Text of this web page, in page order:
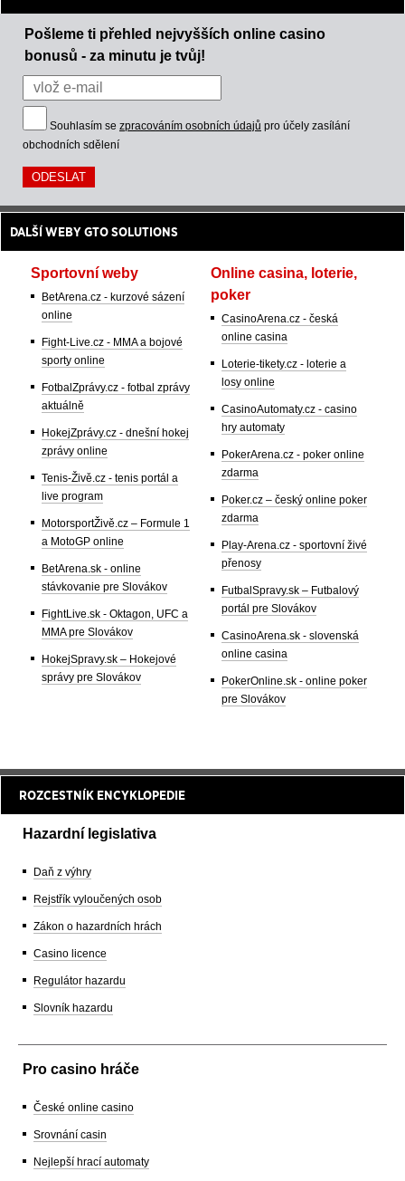
Pošleme ti přehled nejvyšších online casino
bonusů - za minutu je tvůj!
Souhlasím se zpracováním osobních údajů pro účely zasílání
obchodních sdělení
DALŠÍ WEBY GTO SOLUTIONS
Sportovní weby
BetArena.cz - kurzové sázení
online
Fight-Live.cz - MMA a bojové
sporty online
FotbalZprávy.cz - fotbal zprávy
aktuálně
HokejZprávy.cz - dnešní hokej
zprávy online
Tenis-Živě.cz - tenis portál a
live program
MotorsportŽivě.cz – Formule 1
a MotoGP online
BetArena.sk - online
stávkovanie pre Slovákov
FightLive.sk - Oktagon, UFC a
MMA pre Slovákov
HokejSpravy.sk – Hokejové
správy pre Slovákov
Online casina, loterie,
poker
CasinoArena.cz - česká
online casina
Loterie-tikety.cz - loterie a
losy online
CasinoAutomaty.cz - casino
hry automaty
PokerArena.cz - poker online
zdarma
Poker.cz – český online poker
zdarma
Play-Arena.cz - sportovní živé
přenosy
FutbalSpravy.sk – Futbalový
portál pre Slovákov
CasinoArena.sk - slovenská
online casina
PokerOnline.sk - online poker
pre Slovákov
ROZCESTNÍK ENCYKLOPEDIE
Hazardní legislativa
Daň z výhry
Rejstřík vyloučených osob
Zákon o hazardních hrách
Casino licence
Regulátor hazardu
Slovník hazardu
Pro casino hráče
České online casino
Srovnání casin
Nejlepší hrací automaty